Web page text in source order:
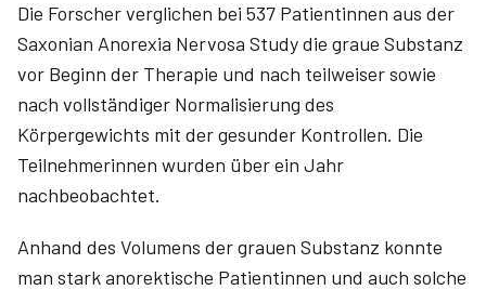
Die Forscher verglichen bei 537 Patientinnen aus der
Saxonian Anorexia Nervosa Study die graue Substanz
vor Beginn der Therapie und nach teilweiser sowie
nach vollständiger Normalisierung des
Körpergewichts mit der gesunder Kontrollen. Die
Teilnehmerinnen wurden über ein Jahr
nachbeobachtet.
Anhand des Volumens der grauen Substanz konnte
man stark anorektische Patientinnen und auch solche